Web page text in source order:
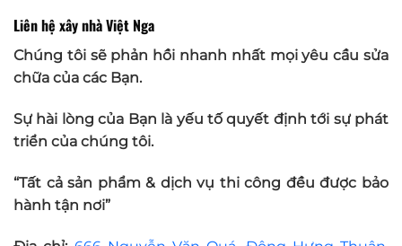
Liên hệ xây nhà Việt Nga
Chúng tôi sẽ phản hồi nhanh nhất mọi yêu cầu sửa
chữa của các Bạn.
Sự hài lòng của Bạn là yếu tố quyết định tới sự phát
triển của chúng tôi.
“Tất cả sản phẩm & dịch vụ thi công đều được bảo
hành tận nơi”